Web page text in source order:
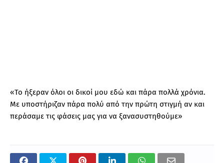
«Το ήξεραν όλοι οι δικοί μου εδώ και πάρα πολλά χρόνια.
Με υποστήριζαν πάρα πολύ από την πρώτη στιγμή αν και
περάσαμε τις φάσεις μας για να ξανασυστηθούμε»